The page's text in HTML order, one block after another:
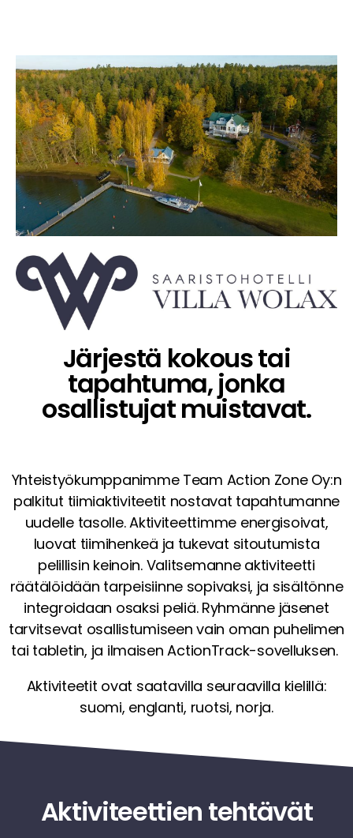
Järjestä kokous tai
tapahtuma, jonka
osallistujat muistavat.
Yhteistyökumppanimme Team Action Zone Oy:n
palkitut tiimiaktiviteetit nostavat tapahtumanne
uudelle tasolle. Aktiviteettimme energisoivat,
luovat tiimihenkeä ja tukevat sitoutumista
pelillisin keinoin. Valitsemanne aktiviteetti
räätälöidään tarpeisiinne sopivaksi, ja sisältönne
integroidaan osaksi peliä. Ryhmänne jäsenet
tarvitsevat osallistumiseen vain oman puhelimen
tai tabletin, ja ilmaisen ActionTrack-sovelluksen.
Aktiviteetit ovat saatavilla seuraavilla kielillä:
suomi, englanti, ruotsi, norja.
Aktiviteettien tehtävät